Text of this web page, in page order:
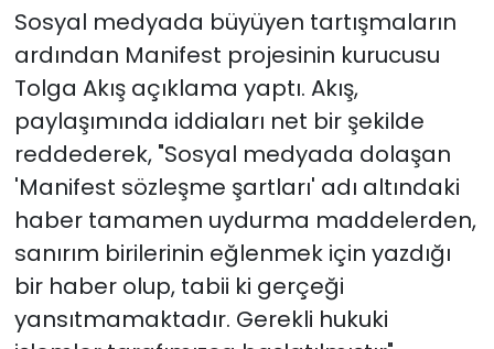
Sosyal medyada büyüyen tartışmaların
ardından Manifest projesinin kurucusu
Tolga Akış açıklama yaptı. Akış,
paylaşımında iddiaları net bir şekilde
reddederek, "Sosyal medyada dolaşan
'Manifest sözleşme şartları' adı altındaki
haber tamamen uydurma maddelerden,
sanırım birilerinin eğlenmek için yazdığı
bir haber olup, tabii ki gerçeği
yansıtmamaktadır. Gerekli hukuki